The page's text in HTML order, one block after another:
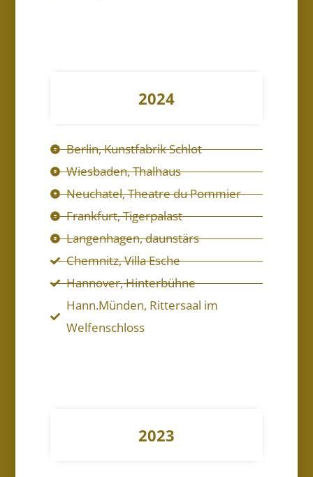
2024
Berlin, Kunstfabrik Schlot
Wiesbaden, Thalhaus
Neuchatel, Theatre du Pommier
Frankfurt, Tigerpalast
Langenhagen, daunstärs
Chemnitz, Villa Esche
Hannover, Hinterbühne
Hann.Münden, Rittersaal im
Welfenschloss
2023